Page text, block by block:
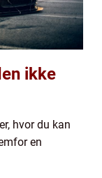
ikke
hvor du kan
en